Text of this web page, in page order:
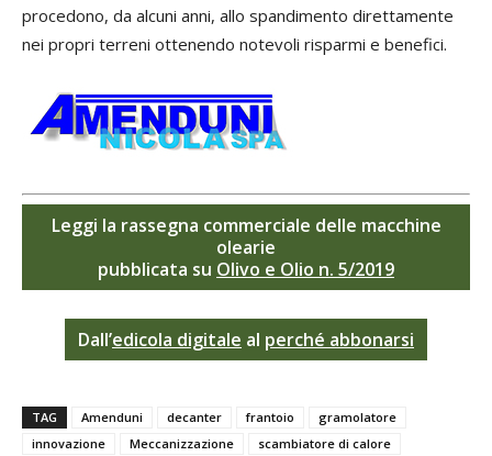
procedono, da alcuni anni, allo spandimento direttamente
nei propri terreni ottenendo notevoli risparmi e benefici.
Leggi la rassegna commerciale delle macchine
olearie
pubblicata su Olivo e Olio n. 5/2019
Dall’edicola digitale al perché abbonarsi
TAG Amenduni decanter frantoio
gramolatore
innovazione
Meccanizzazione scambiatore di calore